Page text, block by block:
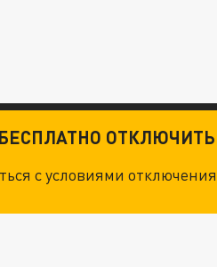
с условиями